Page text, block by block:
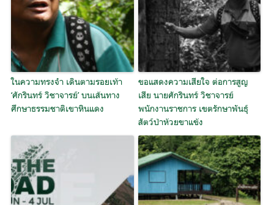
ในความทรงจำ เดินตามรอยเท้า
‘ศักรินทร์ วิชาจารย์’ บนเส้นทาง
ศึกษาธรรมชาติเขาหินแดง
ขอแสดงความเสียใจ ต่อการสูญ
เสีย นายศักรินทร์ วิชาจารย์
พนักงานราชการ เขตรักษาพันธุ์
สัตว์ป่าห้วยขาแข้ง